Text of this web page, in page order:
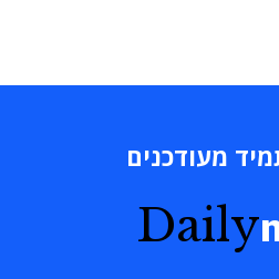
מעודכנים
Daily